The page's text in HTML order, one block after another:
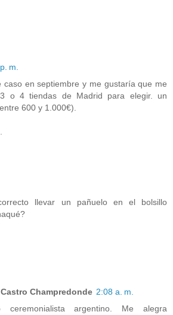
m.
caso en septiembre y me gustaría que me
3 o 4 tiendas de Madrid para elegir. un
600 y 1.000€).
llevar un pañuelo en el bolsillo
Champredonde 2:08 a. m.
argentino. Me alegra